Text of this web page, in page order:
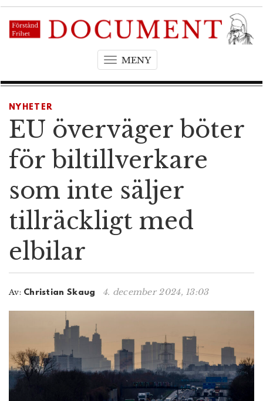
MENYT
g
e
a
i
g
a
t
n
NYHETER
EU överväger böter
för biltillverkare
som inte säljer
tillräckligt med
elbilar
Av: Christian Skaug 4. december 2024, 13:03